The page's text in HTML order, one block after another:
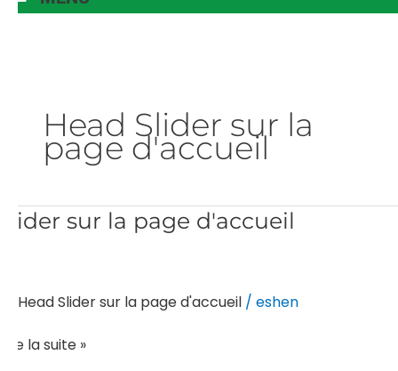
Head Slider sur la
page d'accueil
slider sur la page d'accueil
Head Slider sur la page d'accueil / eshen
slider
d'accueil
Lire la suite »